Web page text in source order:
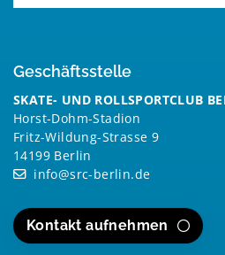
Geschäftsstelle
SKATE- UND ROLLSPORTCLUB
Horst-Dohm-Stadion
Fritz-Wildung-Strasse 9
14199 Berlin
info@src-berlin.de
Kontakt aufnehmen